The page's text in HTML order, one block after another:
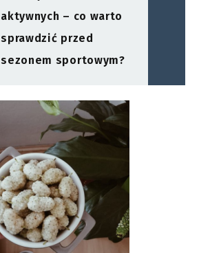
aktywnych – co warto
sprawdzić przed
sezonem sportowym?